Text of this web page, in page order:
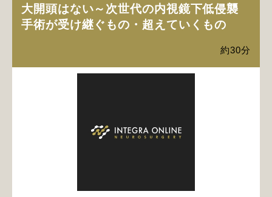
大開頭はない～次世代の内視鏡下低侵襲
手術が受け継ぐもの・超えていくもの
約30分